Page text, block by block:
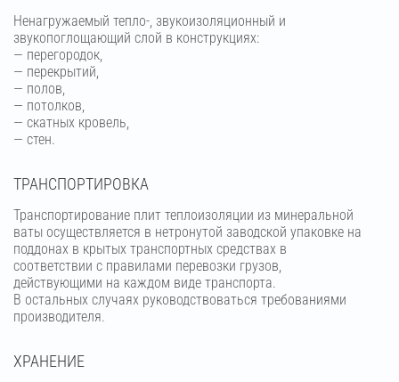
Ненагружаемый тепло-, звукоизоляционный и
звукопоглощающий слой в конструкциях:
— перегородок,
— перекрытий,
— полов,
— потолков,
— скатных кровель,
— стен.
ТРАНСПОРТИРОВКА
Транспортирование плит теплоизоляции из минеральной
ваты осуществляется в нетронутой заводской упаковке на
поддонах в крытых транспортных средствах в
соответствии с правилами перевозки грузов,
действующими на каждом виде транспорта.
В остальных случаях руководствоваться требованиями
производителя.
ХРАНЕНИЕ